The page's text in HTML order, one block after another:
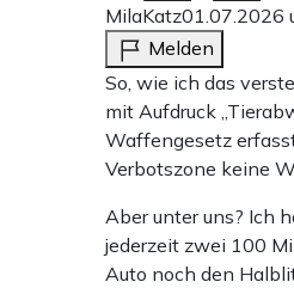
MilaKatz01.07.2026
Melden
So, wie ich das
mit Aufdruck
Waffengesetz
Verbotszone keine
Aber unter uns? Ich
jederzeit zwei 100
Auto noch den